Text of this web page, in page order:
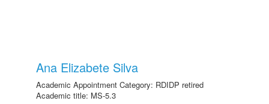
Ana Elizabete Silva
Academic Appointment Category: RDIDP retired
Academic title: MS-5.3